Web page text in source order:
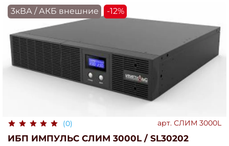
3кВА / АКБ внешние -12%
(0) арт. СЛИМ 3000L
ИБП ИМПУЛЬС СЛИМ 3000L / SL30202